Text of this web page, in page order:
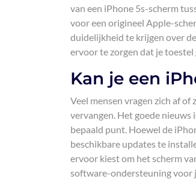
van een iPhone 5s-scherm
voor een origineel Apple-
duidelijkheid te krijgen over
ervoor te zorgen dat je
Kan je een
Veel mensen vragen zich af
vervangen. Het goede
bepaald punt. Hoewel de
beschikbare updates te
ervoor kiest om het scherm
software-ondersteuning voor